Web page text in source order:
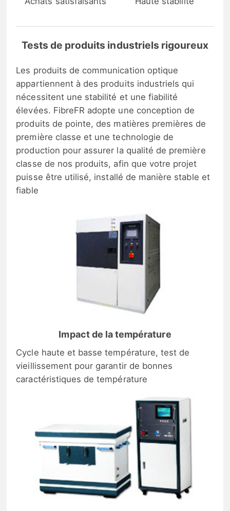
Tests de produits industriels rigoureux
Les produits de communication optique
appartiennent à des produits industriels qui
nécessitent une stabilité et une fiabilité
élevées. FibreFR adopte une conception de
produits de pointe, des matières premières de
première classe et une technologie de
production pour assurer la qualité de première
classe de nos produits, afin que votre projet
puisse être utilisé, installé de manière stable et
fiable
Impact de la température
Cycle haute et basse température, test de
vieillissement pour garantir de bonnes
caractéristiques de température